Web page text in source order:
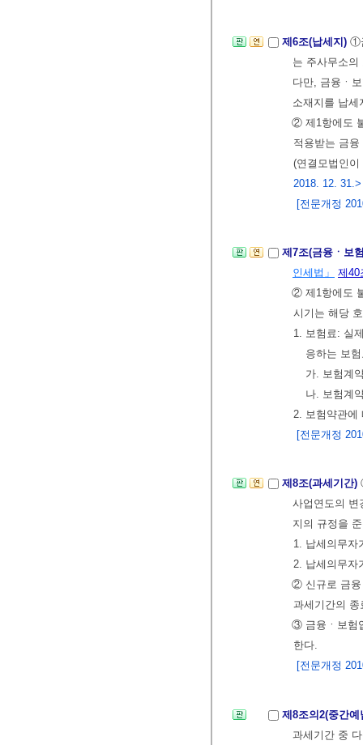
제6조(납세지) ①
는 주사무소
다만, 금융ㆍ
소재지를 납
② 제1항에도
적용받는 금
(연결모법인
2018. 12. 31.>
[전문개정
제7조(금융ㆍ보
인세법」
제40
② 제1항에도
시기는 해당
1. 보험료: 실
응하는 보
가. 보험계
나. 보험계
2. 보험약관에
[전문개정
제8조(과세기간)
사업연도의
지의 규정을
1. 납세의무
2. 납세의무
② 신규로 금융
과세기간의
③ 금융ㆍ보험
한다.
[전문개정
제8조의2(중간
과세기간 중